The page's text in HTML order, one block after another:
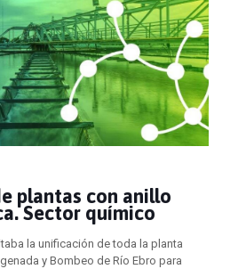
plantas con anillo
Sector químico
la unificación de toda la planta
y Bombeo de Río Ebro para